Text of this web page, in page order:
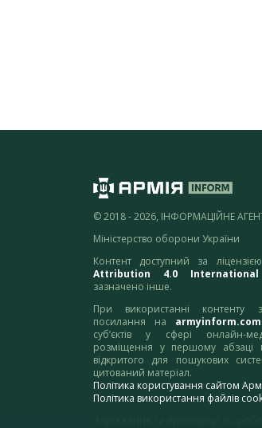
© 2018 - 2026, ІНФОРМАЦІЙНЕ
Міністерство оборони України
Контент доступний за
Attribution 4.0
зазначено інше.
При використанні контенту
посилання на
суб’єктів у сфері онлайн-
розміщення у першому абзаці
відкритого для пошукових
цитований матеріал.
Політика користування сайтом
Політика використання файлів